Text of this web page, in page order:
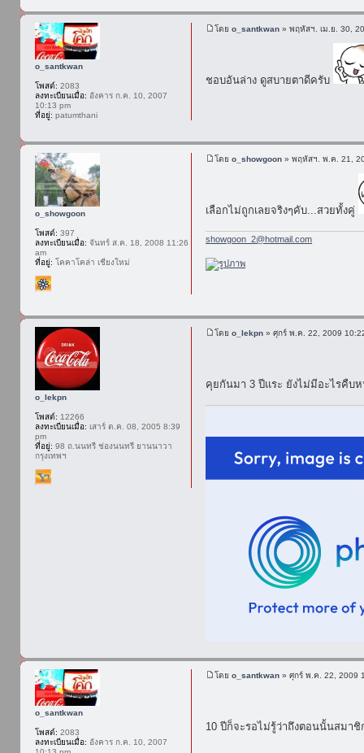
โดยo_santkwan » พฤหัสฯ. เม.ย. 30,
ชอบอันล่าง ดูสบายตาดีครับ
o_santkwan
โพสต์: 2083
ลงทะเบียนเมื่อ: อังคาร ก.ค. 10, 2007
10:13 pm
ที่อยู่: patumthani
โดยo_showgoon » พฤหัสฯ. พ.ค. 21,
เลือกไม่ถูกเลยจริงๆคับ...สวยทั้งคู่
showgoon_2@hotmail.com
o_showgoon
โพสต์: 397
ลงทะเบียนเมื่อ: จันทร์ ส.ค. 18, 2008 11:26
am
ที่อยู่: โคคาโคล่า เชียงใหม่
โดยo_lekpn » ศุกร์ พ.ค. 22, 2009
คุยกันมา 3 ปีแระ ยังไม่มีอะไรคืบ
o_lekpn
โพสต์: 12266
ลงทะเบียนเมื่อ: เสาร์ ต.ค. 08, 2005 8:39
pm
ที่อยู่: 98 ถ.นนทรี ช่องนนทรี ยานนาวา
กรุงเทพฯ
โดยo_santkwan » ศุกร์ พ.ค. 22, 2009
10 ปีก็จะรอไม่รู้ว่าถึงตอนนั้นสมา
o_santkwan
โพสต์: 2083
ลงทะเบียนเมื่อ: อังคาร ก.ค. 10, 2007